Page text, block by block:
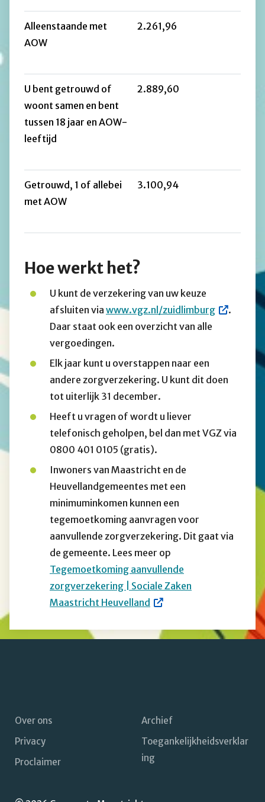
Alleenstaande met
AOW
2.261,96
U bent getrouwd of
woont samen en bent
tussen 18 jaar en AOW-
leeftijd
2.889,60
Getrouwd, 1 of allebei
met AOW
3.100,94
Hoe werkt het?
U kunt de verzekering van uw keuze
afsluiten via www.vgz.nl/zuidlimburg
.
Daar staat ook een overzicht van alle
vergoedingen.
Elk jaar kunt u overstappen naar een
andere zorgverzekering. U kunt dit doen
tot uiterlijk 31 december.
Heeft u vragen of wordt u liever
telefonisch geholpen, bel dan met VGZ via
0800 401 0105 (gratis).
Inwoners van Maastricht en de
Heuvellandgemeentes met een
minimuminkomen kunnen een
tegemoetkoming aanvragen voor
aanvullende zorgverzekering. Dit gaat via
de gemeente. Lees meer op
Tegemoetkoming aanvullende
zorgverzekering | Sociale Zaken
Maastricht Heuvelland
Footer
Over ons
Privacy
Proclaimer
Archief
Toegankelijkheidsverklar
ing